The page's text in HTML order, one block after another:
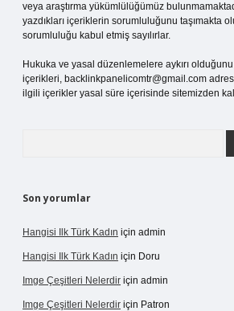
veya araştırma yükümlülüğümüz
yazdıkları içeriklerin sorumluluğunu taşımakta
sorumluluğu kabul etmiş sayılırlar.
Hukuka ve yasal düzenlemelere aykırı
içerikleri, backlinkpanelicomtr@gmail.com
ilgili içerikler yasal süre içerisinde sitemizden
Son yorumlar
Hangisi Ilk Türk Kadın için admin
Hangisi Ilk Türk Kadın için Doru
Imge Çeşitleri Nelerdir için admin
Imge Çeşitleri Nelerdir için Patron